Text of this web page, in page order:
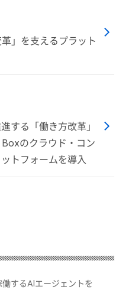
」を支えるプラット
する「働き方改革」
のクラウド・コン
トフォームを導入
するAIエージェントを